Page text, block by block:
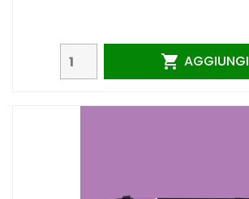
 AGGIUNGI